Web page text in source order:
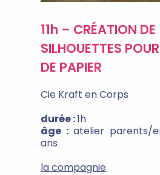
11h – CRÉATION DE
SILHOUETTES
DE PAPIER
Cie Kraft en Corps
durée :1h
âge :atelier parents/
ans
la compagnie